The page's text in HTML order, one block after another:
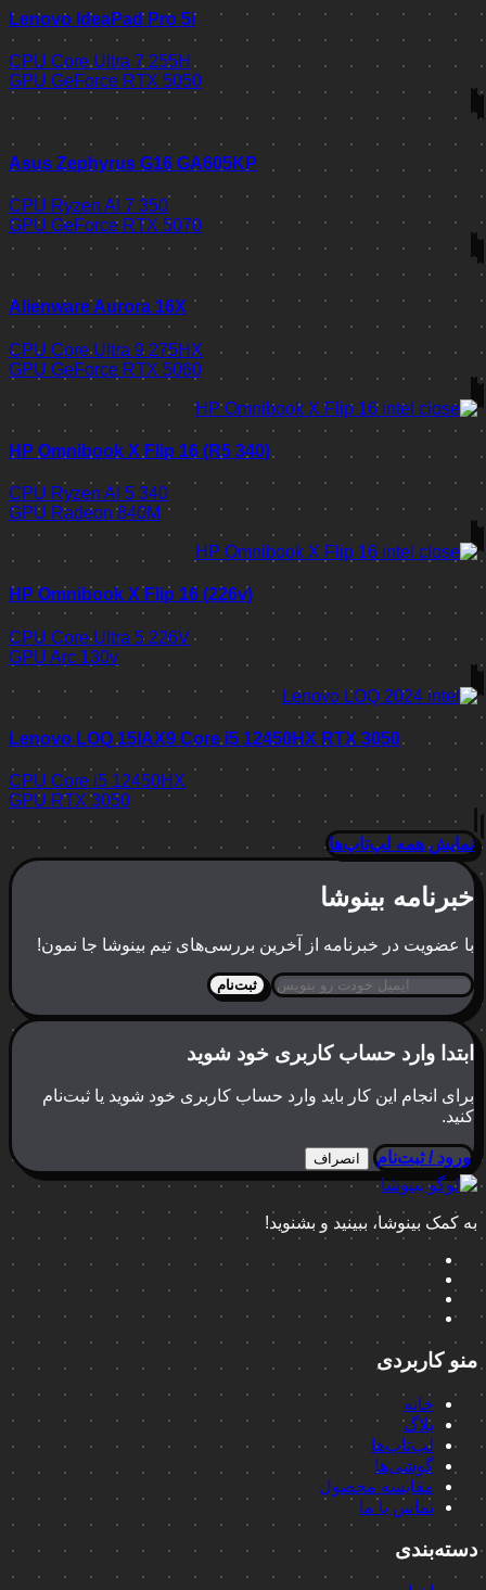
Lenovo IdeaPad Pro 5i
CPU Core Ultra 7 255H
GPU GeForce RTX 5050
Asus Zephyrus G16 GA605KP
CPU Ryzen AI 7 350
GPU GeForce RTX 5070
Alienware Aurora 16X
CPU Core Ultra 9 275HX
GPU GeForce RTX 5060
HP Omnibook X Flip 16 (R5 340)
CPU Ryzen AI 5 340
GPU Radeon 840M
HP Omnibook X Flip 16 (226v)
CPU Core Ultra 5 226V
GPU Arc 130v
Lenovo LOQ 15IAX9 Core i5 12450HX RTX 3050
CPU Core i5 12450HX
GPU RTX 3050
نمایش همه لپ‌تاپ‌ها
خبرنامه بینوشا
با عضویت در خبرنامه از آخرین بررسی‌های تیم بینوشا جا نمون!
ثبت‌نام
ابتدا وارد حساب کاربری خود شوید
برای انجام این کار باید وارد حساب کاربری خود شوید یا ثبت‌نام
کنید.
ورود / ثبت‌نام انصراف
به کمک بینوشا، ببینید و بشنوید!
منو کاربردی
خانه
بلاگ
لپ‌تاپ‌ها
گوشی‌ها
مقایسه محصول
تماس با ما
دسته‌بندی